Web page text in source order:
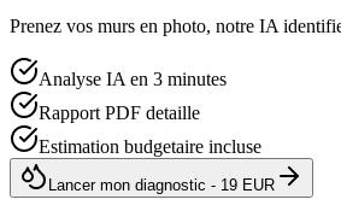
Prenez vos murs en photo, notre IA
Analyse IA en 3 minutes
Rapport PDF detaille
Estimation budgetaire incluse
Lancer mon diagnostic - 19 EUR